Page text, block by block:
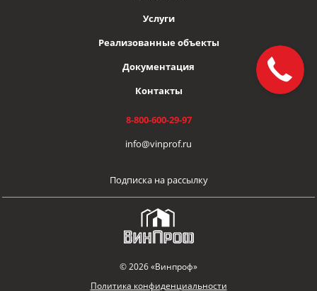
© 2026 «Винпроф»
Политика конфиденциальности
Услуги
Реализованные объекты
Документация
Контакты
8-800-600-29-97
info@vinprof.ru
Подписка на рассылку